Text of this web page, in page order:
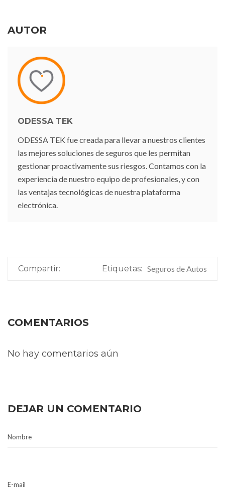
AUTOR
ODESSA TEK
ODESSA TEK fue creada para llevar a nuestros clientes
las mejores soluciones de seguros que les permitan
gestionar proactivamente sus riesgos. Contamos con la
experiencia de nuestro equipo de profesionales, y con
las ventajas tecnológicas de nuestra plataforma
electrónica.
Compartir: Etiquetas: Seguros de Autos
COMENTARIOS
No hay comentarios aún
DEJAR UN COMENTARIO
Nombre
E-mail